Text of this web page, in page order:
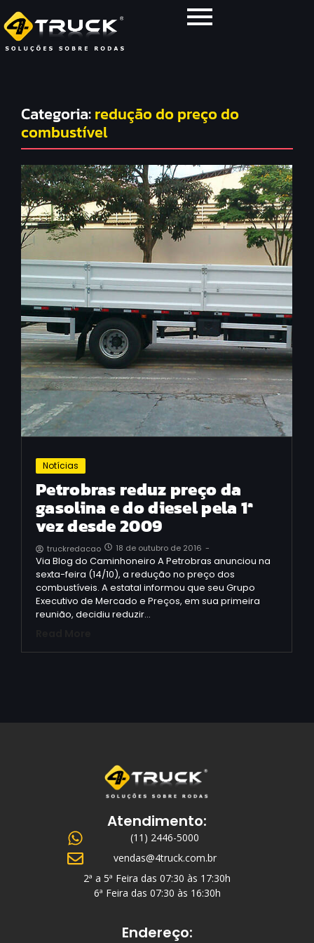
Categoria:redução do preço do
combustível
Notícias
Petrobras reduz preço da
gasolina e do diesel pela 1ª
vez desde 2009
truckredacao 18 de outubro de 2016 -
Via Blog do Caminhoneiro A Petrobras anunciou na
sexta-feira (14/10), a redução no preço dos
combustíveis. A estatal informou que seu Grupo
Executivo de Mercado e Preços, em sua primeira
reunião, decidiu reduzir…
Atendimento:
(11) 2446-5000
vendas@4truck.com.br
2ª a 5ª Feira das 07:30 às 17:30h
6ª Feira das 07:30 às 16:30h
Endereço: